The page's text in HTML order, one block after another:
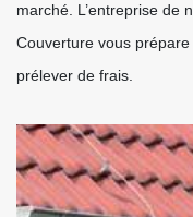
marché. L’entreprise de
Couverture vous
prélever de frais.